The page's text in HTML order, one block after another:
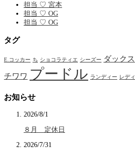
担当 ♡ 宮本
担当 ♡ OG
担当 ♡ OG
タグ
E.コッカー ち ショコラティエ シーズー ダックス
チワワ プードル ランディー レディ
お知らせ
2026/8/1
８月 定休日
2026/7/31